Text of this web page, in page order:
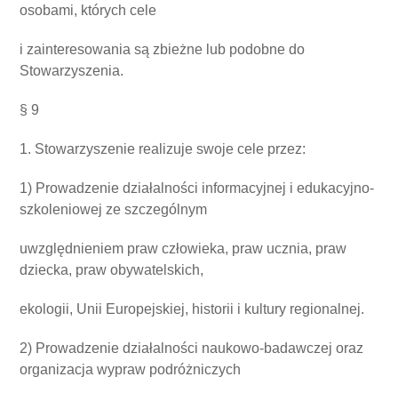
osobami, których cele
i zainteresowania są zbieżne lub podobne do
Stowarzyszenia.
§ 9
1. Stowarzyszenie realizuje swoje cele przez:
1) Prowadzenie działalności informacyjnej i edukacyjno-
szkoleniowej ze szczególnym
uwzględnieniem praw człowieka, praw ucznia, praw
dziecka, praw obywatelskich,
ekologii, Unii Europejskiej, historii i kultury regionalnej.
2) Prowadzenie działalności naukowo-badawczej oraz
organizacja wypraw podróżniczych